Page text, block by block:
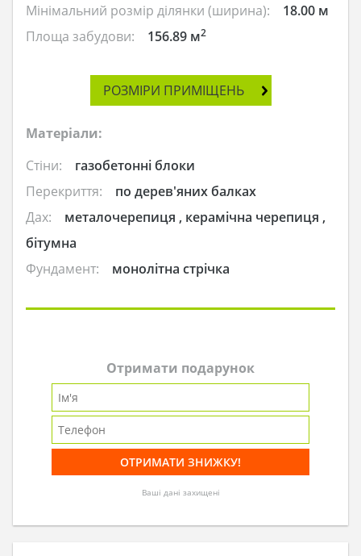
Мінімальний розмір ділянки (ширина):
18.00 м
Площа забудови:
156.89 м2
РОЗМІРИ ПРИМІЩЕНЬ
Матеріали:
Стіни:
газобетонні блоки
Перекриття:
по дерев'яних балках
Дах:
металочерепиця , керамічна черепиця ,
бітумна
Фундамент:
монолітна стрічка
Отримати подарунок
Ваші дані захищені